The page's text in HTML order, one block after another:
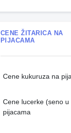
CENE ŽITARICA NA
PIJACAMA
Cene kukuruza na
Cene lucerke (seno u
pijacama